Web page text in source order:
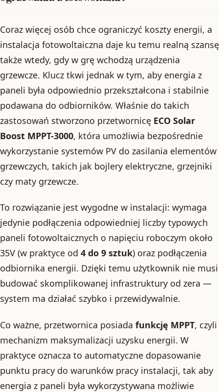
Coraz więcej osób chce ograniczyć koszty energii, a
instalacja fotowoltaiczna daje ku temu realną szansę
także wtedy, gdy w grę wchodzą urządzenia
grzewcze. Klucz tkwi jednak w tym, aby energia z
paneli była odpowiednio przekształcona i stabilnie
podawana do odbiorników. Właśnie do takich
zastosowań stworzono przetwornicę ECO Solar
Boost MPPT-3000, która umożliwia bezpośrednie
wykorzystanie systemów PV do zasilania elementów
grzewczych, takich jak bojlery elektryczne, grzejniki
czy maty grzewcze.
To rozwiązanie jest wygodne w instalacji: wymaga
jedynie podłączenia odpowiedniej liczby typowych
paneli fotowoltaicznych o napięciu roboczym około
35V (w praktyce od 4 do 9 sztuk) oraz podłączenia
odbiornika energii. Dzięki temu użytkownik nie musi
budować skomplikowanej infrastruktury od zera —
system ma działać szybko i przewidywalnie.
Co ważne, przetwornica posiada funkcję MPPT, czyli
mechanizm maksymalizacji uzysku energii. W
praktyce oznacza to automatyczne dopasowanie
punktu pracy do warunków pracy instalacji, tak aby
energia z paneli była wykorzystywana możliwie